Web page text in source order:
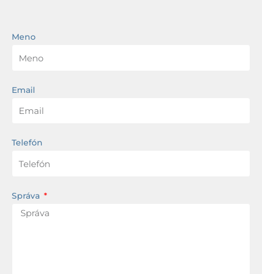
Meno
Email
Telefón
Správa